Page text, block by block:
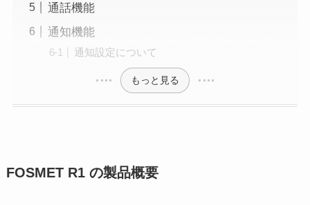
通話機能
通知機能
通知設定について
もっと見る
FOSMET R1 の製品概要